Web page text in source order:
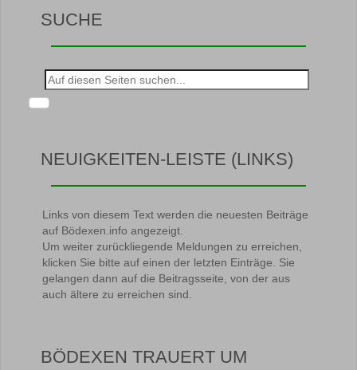
SUCHE
Suche
nach:
NEUIGKEITEN-LEISTE (LINKS)
Links von diesem Text werden die neuesten Beiträge
auf Bödexen.info angezeigt.
Um weiter zurückliegende Meldungen zu erreichen,
klicken Sie bitte auf einen der letzten Einträge. Sie
gelangen dann auf die Beitragsseite, von der aus
auch ältere zu erreichen sind.
BÖDEXEN TRAUERT UM